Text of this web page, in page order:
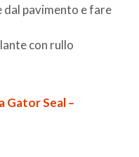
dal pavimento e fare
con rullo
Gator Seal –